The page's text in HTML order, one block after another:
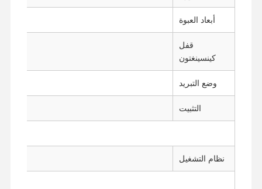
أبعاد العبوة
قفل
كينسينغتون
وضع التبريد
التثبيت
نظام التشغيل